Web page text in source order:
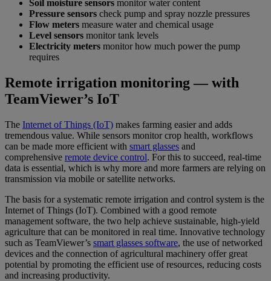
Soil moisture sensors monitor water content
Pressure sensors check pump and spray nozzle pressures
Flow meters measure water and chemical usage
Level sensors monitor tank levels
Electricity meters monitor how much power the pump
requires
Remote irrigation monitoring — with
TeamViewer’s IoT
The Internet of Things (IoT) makes farming easier and adds
tremendous value. While sensors monitor crop health, workflows
can be made more efficient with smart glasses and
comprehensive remote device control. For this to succeed, real-time
data is essential, which is why more and more farmers are relying on
transmission via mobile or satellite networks.
The basis for a systematic remote irrigation and control system is the
Internet of Things (IoT). Combined with a good remote
management software, the two help achieve sustainable, high-yield
agriculture that can be monitored in real time. Innovative technology
such as TeamViewer’s smart glasses software, the use of networked
devices and the connection of agricultural machinery offer great
potential by promoting the efficient use of resources, reducing costs
and increasing productivity.